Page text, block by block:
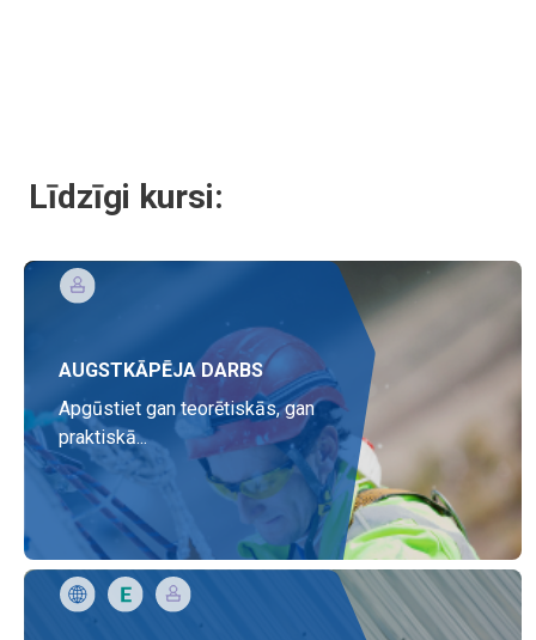
Līdzīgi kursi:
AUGSTKĀPĒJA DARBS
Apgūstiet gan teorētiskās, gan
praktiskā...